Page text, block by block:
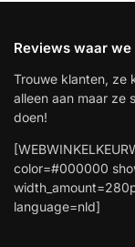
Reviews waar
Trouwe klanten, ze
alleen aan maar ze
doen!
color=#000000
language=nld]